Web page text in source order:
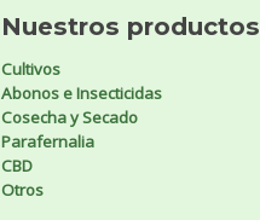
Nuestros productos
Cultivos
Abonos e Insecticidas
Cosecha y Secado
Parafernalia
CBD
Otros